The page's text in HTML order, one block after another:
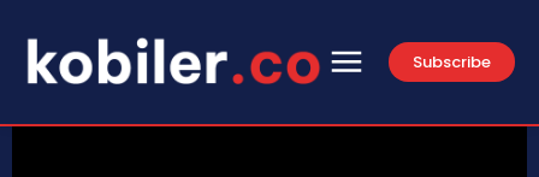
Subscribe